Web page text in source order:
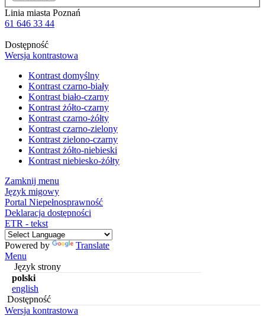
Linia miasta Poznań
61 646 33 44
Dostępność
Wersja kontrastowa
Kontrast domyślny
Kontrast czarno-biały
Kontrast biało-czarny
Kontrast żółto-czarny
Kontrast czarno-żółty
Kontrast czarno-zielony
Kontrast zielono-czarny
Kontrast żółto-niebieski
Kontrast niebiesko-żółty
Zamknij menu
Język migowy
Portal Niepełnosprawność
Deklaracja dostępności
ETR - tekst
Powered by
Translate
Menu
Język strony
polski
english
Dostępność
Wersja kontrastowa